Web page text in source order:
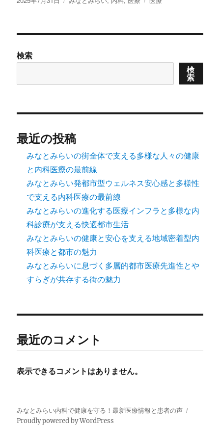
リ
検索
検
索
最近の投稿
みなとみらいの街全体で支える多様な人々の健康
と内科医療の最前線
みなとみらい発都市型ウェルネス安心感と多様性
で支える内科医療の最前線
みなとみらいの進化する医療インフラと多様な内
科診療が支える快適都市生活
みなとみらいの健康と安心を支える地域密着型内
科医療と都市の魅力
みなとみらいに息づく多層的都市医療先進性とや
すらぎが共存する街の魅力
最近のコメント
表示できるコメントはありません。
みなとみらい内科で健康を守る！最新医療情報と患者の声
Proudly powered by WordPress